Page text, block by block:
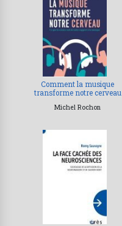
Comment la musique
transforme notre cerveau
Michel Rochon